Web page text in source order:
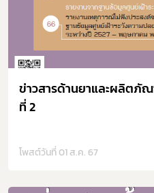
ข่าวสารด้านยาและผลิตภั
ที่ 2
โพสต์วันที่ 01 ส.ค. 67